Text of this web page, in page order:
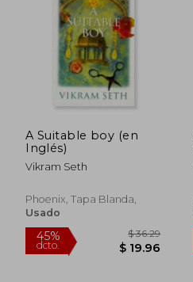
A Suitable boy (en
Inglés)
Vikram Seth
Phoenix, Tapa Blanda,
Usado